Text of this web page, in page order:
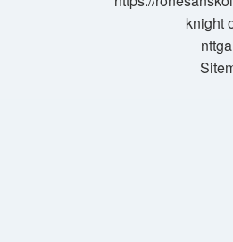
knight